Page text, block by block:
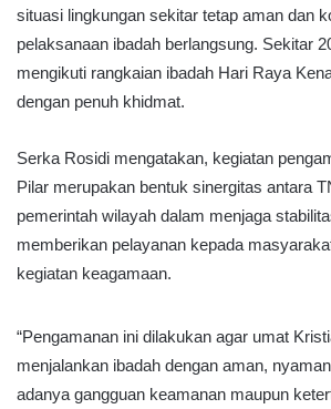
situasi lingkungan sekitar tetap aman dan
pelaksanaan ibadah berlangsung. Sekitar
mengikuti rangkaian ibadah Hari Raya
dengan penuh khidmat.
Serka Rosidi mengatakan, kegiatan
Pilar merupakan bentuk sinergitas antara
pemerintah wilayah dalam menjaga
memberikan pelayanan kepada
kegiatan keagamaan.
“Pengamanan ini dilakukan agar umat
menjalankan ibadah dengan aman,
adanya gangguan keamanan maupun